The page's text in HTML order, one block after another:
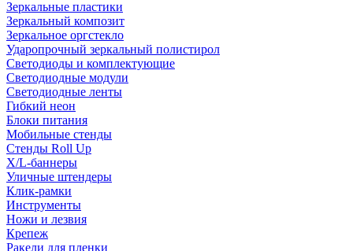
Зеркальные пластики
Зеркальный композит
Зеркальное оргстекло
Ударопрочный зеркальный полистирол
Светодиоды и комплектующие
Светодиодные модули
Светодиодные ленты
Гибкий неон
Блоки питания
Мобильные стенды
Стенды Roll Up
X/L-баннеры
Уличные штендеры
Клик-рамки
Инструменты
Ножи и лезвия
Крепеж
Ракели для пленки